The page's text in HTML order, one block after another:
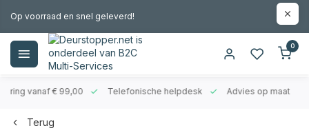
Op voorraad en snel geleverd!
0
vanaf € 99,00 Telefonische helpdesk Advies op maat
Terug